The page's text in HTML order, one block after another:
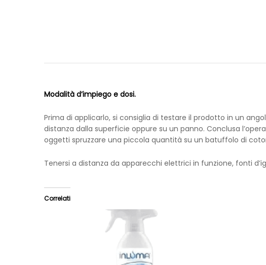
Modalità d’impiego e dosi.
Prima di applicarlo, si consiglia di testare il prodotto in un
distanza dalla superficie oppure su un panno. Conclusa
oggetti spruzzare una piccola quantità su un batuffolo di
Tenersi a distanza da apparecchi elettrici in funzione, fonti
Correlati